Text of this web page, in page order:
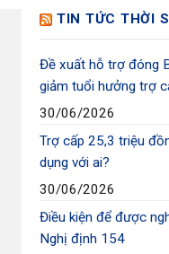
TIN TỨC THỜI
Đề xuất hỗ trợ đóng
giảm tuổi hưởng trợ
30/06/2026
Trợ cấp 25,3 triệu
dụng với ai?
30/06/2026
Điều kiện để được
Nghị định 154